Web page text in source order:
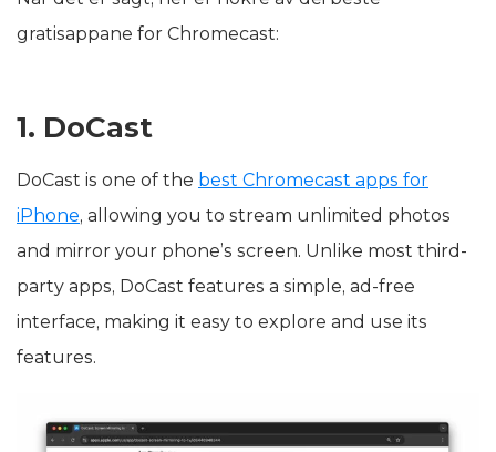
gratisappane for Chromecast:
1. DoCast
DoCast is one of the best Chromecast apps for
iPhone, allowing you to stream unlimited photos
and mirror your phone’s screen. Unlike most third-
party apps, DoCast features a simple, ad-free
interface, making it easy to explore and use its
features.